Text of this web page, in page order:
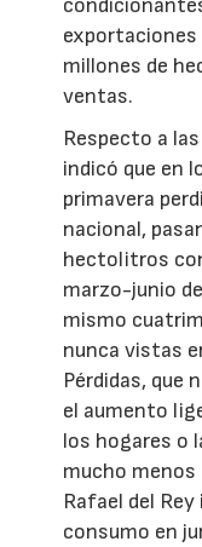
exportaciones
millones de
ventas.
Respecto a
indicó que en
primavera
nacional,
hectolitros
marzo-junio
mismo
nunca vistas
Pérdidas, que
el aumento
los hogares o
mucho menos
Rafael del
consumo en